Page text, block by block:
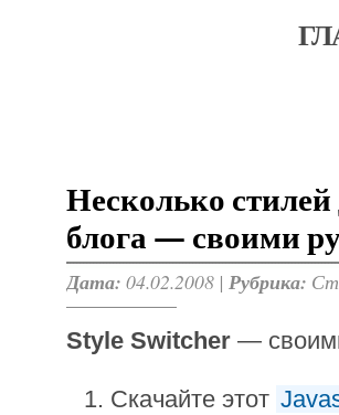
Несколько
блога — своими
Дата: 04.02.2008 | Рубрика:
Style Switcher —
Скачайте этот